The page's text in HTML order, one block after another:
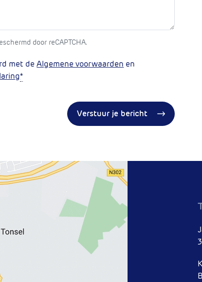
door reCAPTCHA.
met deAlgemene voorwaarden en
*
Verstuur je bericht